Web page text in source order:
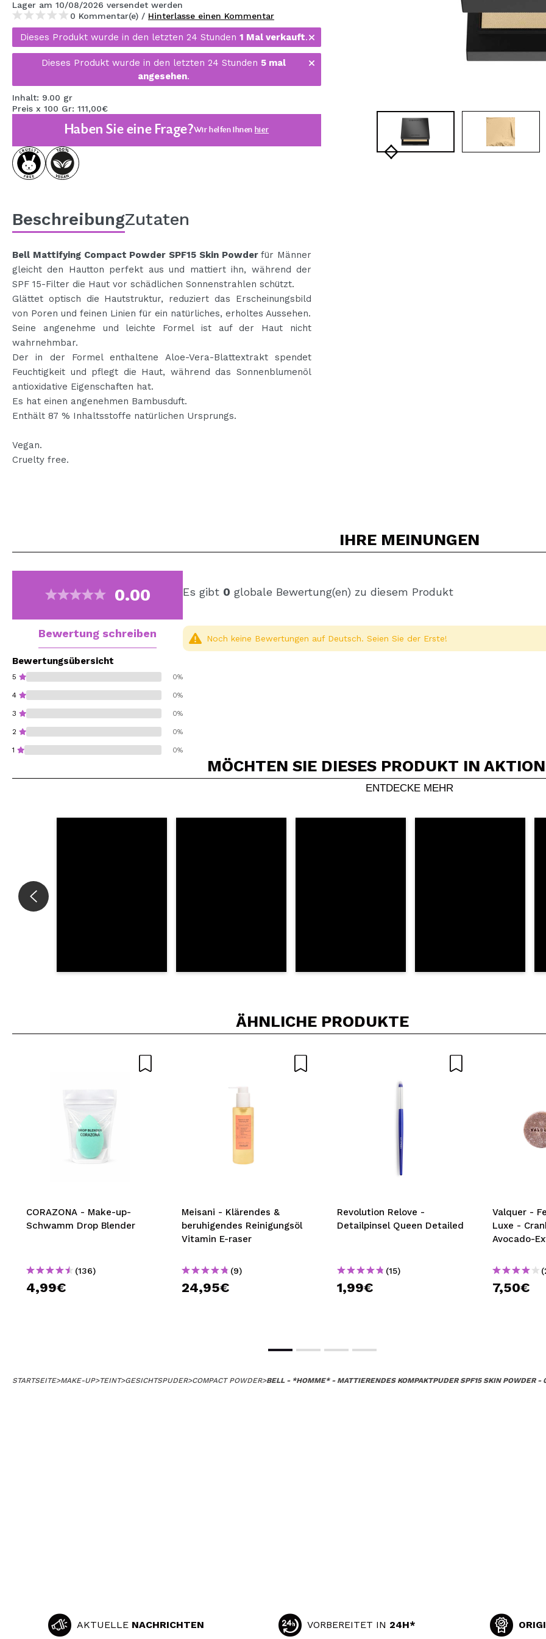
MAQUIFARMA
KOREA ZONE
TRAVEL SIZE
NATURE
SPECIALS
OUTLET
SIE SIND ZURÜCKGEKEHRT!
BLOG
bisherigen Vorgänge
Lager am 10/08/2026 versendet werden
0 Kommentar(e) / Hinterlasse einen Kommentar
Dieses Produkt wurde in den letzten 24 Stunden 1 Mal verkauft.
Dieses Produkt wurde in den letzten 24 Stunden 5 mal
angesehen.
Inhalt: 9.00 gr
Preis x 100 Gr: 111,00€
Haben Sie eine Frage?Wir helfen Ihnen hier
BeschreibungZutaten
Bell Mattifying Compact Powder SPF15 Skin Powderfür Männer
gleicht den Hautton perfekt aus und mattiert ihn, während der
SPF 15-Filter die Haut vor schädlichen Sonnenstrahlen schützt.
Glättet optisch die Hautstruktur, reduziert das Erscheinungsbild
von Poren und feinen Linien für ein natürliches, erholtes Aussehen.
Seine angenehme und leichte Formel ist auf der Haut nicht
wahrnehmbar.
Der in der Formel enthaltene Aloe-Vera-Blattextrakt spendet
Feuchtigkeit und pflegt die Haut, während das Sonnenblumenöl
antioxidative Eigenschaften hat.
Es hat einen angenehmen Bambusduft.
Enthält 87 % Inhaltsstoffe natürlichen Ursprungs.
Vegan.
Cruelty free.
IHRE MEINUNGEN
0.00
Bewertung schreiben
Bewertungsübersicht
5 0%
4 0%
3 0%
2 0%
1 0%
Es gibt 0 globale Bewertung(en) zu diesem Produkt
Ein Video oder Foto teilen
Würden Sie diesen Kauf empfehlen? Ja Nein 5/
Noch keine Bewertungen auf Deutsch. Seien Sie der Erste!
MÖCHTEN SIE DIESES PRODUKT IN
ENTDECKE MEHR
ÄHNLICHE PRODUKTE
CORAZONA - Make-up-
Schwamm Drop Blender
(136)
4,99€
Meisani - Klärendes &
beruhigendes Reinigungsöl
Vitamin E-raser
(9)
24,95€
Revolution Relove -
Detailpinsel Queen Detailed
(15)
1,99€
Valquer -
Luxe -
Avocado-
7,50€
STARTSEITE>MAKE-UP>TEINT>GESICHTSPUDER>COMPACT POWDER>BELL - *HOMME* - MATTIERENDES KOMPAKTPUDER SPF15 SKIN POWDER -
AKTUELLE NACHRICHTEN VORBEREITET IN 24H*